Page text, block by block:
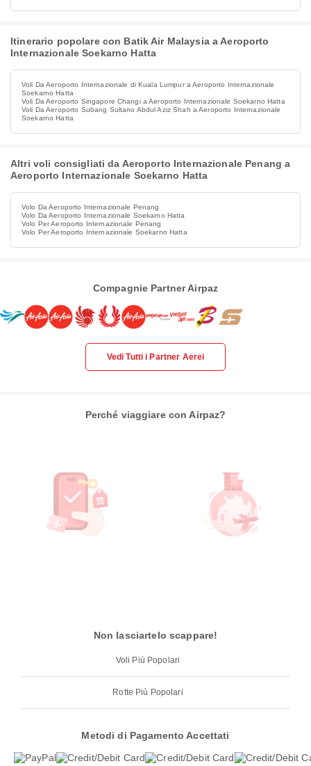
Itinerario popolare con Batik Air Malaysia a Aeroporto
Internazionale Soekarno Hatta
Voli Da Aeroporto Internazionale di Kuala Lumpur a Aeroporto Internazionale
Soekarno Hatta
Voli Da Aeroporto Singapore Changi a Aeroporto Internazionale Soekarno Hatta
Voli Da Aeroporto Subang Sultano Abdul Aziz Shah a Aeroporto Internazionale
Soekarno Hatta
Altri voli consigliati da Aeroporto Internazionale Penang a
Aeroporto Internazionale Soekarno Hatta
Volo Da Aeroporto Internazionale Penang
Volo Da Aeroporto Internazionale Soekarno Hatta
Volo Per Aeroporto Internazionale Penang
Volo Per Aeroporto Internazionale Soekarno Hatta
Compagnie Partner Airpaz
Vedi Tutti i Partner Aerei
Perché viaggiare con Airpaz?
Non lasciartelo scappare!
Voli Più Popolari
Rotte Più Popolari
Metodi di Pagamento Accettati